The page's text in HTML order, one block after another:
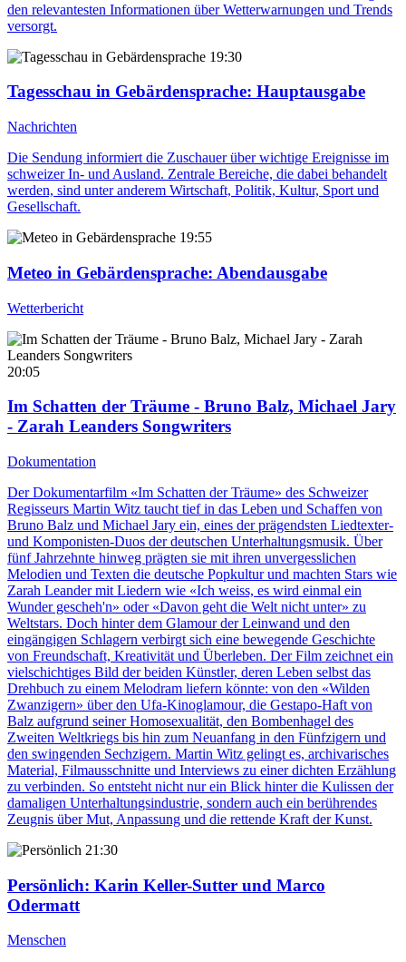
den relevantesten Informationen über Wetterwarnungen und Trends
versorgt.
19:30
Tagesschau in Gebärdensprache: Hauptausgabe
Nachrichten
Die Sendung informiert die Zuschauer über wichtige Ereignisse im
schweizer In- und Ausland. Zentrale Bereiche, die dabei behandelt
werden, sind unter anderem Wirtschaft, Politik, Kultur, Sport und
Gesellschaft.
19:55
Meteo in Gebärdensprache: Abendausgabe
Wetterbericht
20:05
Im Schatten der Träume - Bruno Balz, Michael Jary
- Zarah Leanders Songwriters
Dokumentation
Der Dokumentarfilm «Im Schatten der Träume» des Schweizer
Regisseurs Martin Witz taucht tief in das Leben und Schaffen von
Bruno Balz und Michael Jary ein, eines der prägendsten Liedtexter-
und Komponisten-Duos der deutschen Unterhaltungsmusik. Über
fünf Jahrzehnte hinweg prägten sie mit ihren unvergesslichen
Melodien und Texten die deutsche Popkultur und machten Stars wie
Zarah Leander mit Liedern wie «Ich weiss, es wird einmal ein
Wunder gescheh'n» oder «Davon geht die Welt nicht unter» zu
Weltstars. Doch hinter dem Glamour der Leinwand und den
eingängigen Schlagern verbirgt sich eine bewegende Geschichte
von Freundschaft, Kreativität und Überleben. Der Film zeichnet ein
vielschichtiges Bild der beiden Künstler, deren Leben selbst das
Drehbuch zu einem Melodram liefern könnte: von den «Wilden
Zwanzigern» über den Ufa-Kinoglamour, die Gestapo-Haft von
Balz aufgrund seiner Homosexualität, den Bombenhagel des
Zweiten Weltkriegs bis hin zum Neuanfang in den Fünfzigern und
den swingenden Sechzigern. Martin Witz gelingt es, archivarisches
Material, Filmausschnitte und Interviews zu einer dichten Erzählung
zu verbinden. So entsteht nicht nur ein Blick hinter die Kulissen der
damaligen Unterhaltungsindustrie, sondern auch ein berührendes
Zeugnis über Mut, Anpassung und die rettende Kraft der Kunst.
21:30
Persönlich: Karin Keller-Sutter und Marco
Odermatt
Menschen